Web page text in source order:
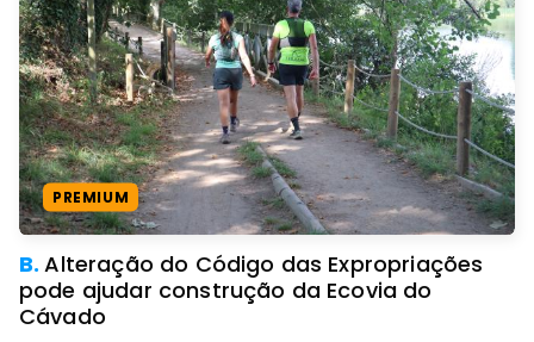
PREMIUM
B.Alteração do Código das Expropriações
pode ajudar construção da Ecovia do
Cávado